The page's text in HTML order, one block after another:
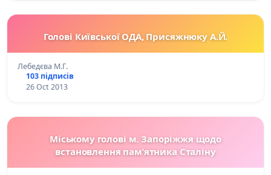
Голові Київської ОДА, Присяжнюку А.Й.
Лебедєва М.Г.
103 підписів
26 Oct 2013
Міському голові м. Запоріжжя щодо
встановлення пам’ятника Сталіну